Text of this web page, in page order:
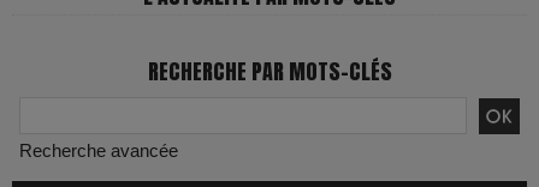
RECHERCHE PAR MOTS-CLÉS
Recherche avancée